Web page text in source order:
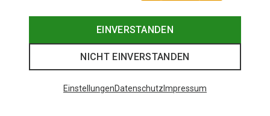
Beliebte Kategorien
EINVERSTANDEN
NICHT EINVERSTANDEN
EinstellungenDatenschutz Impressum